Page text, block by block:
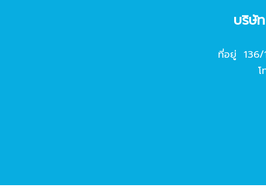
บริษั
ที่อยู่ 136/
โ